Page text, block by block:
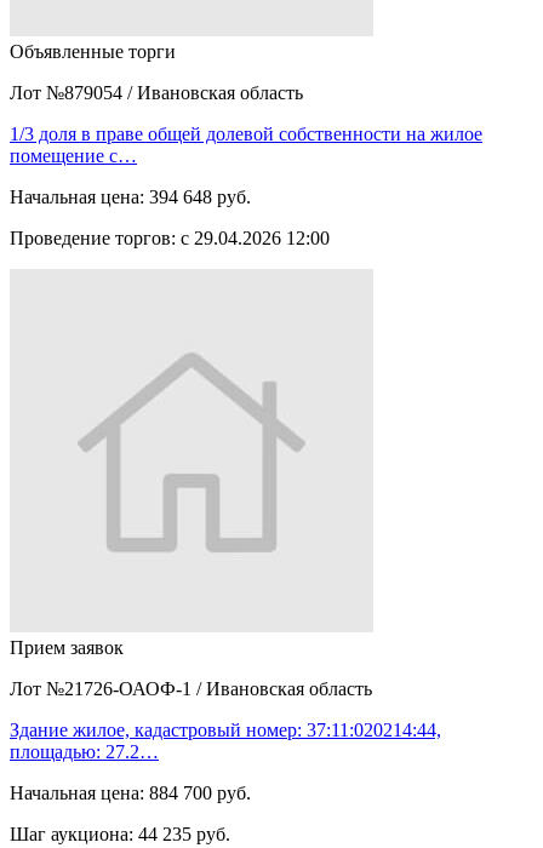
Объявленные торги
Лот №879054 / Ивановская область
1/3 доля в праве общей долевой собственности на жилое
помещение с…
Начальная цена: 394 648 руб.
Проведение торгов: с 29.04.2026 12:00
Прием заявок
Лот №21726-ОАОФ-1 / Ивановская область
Здание жилое, кадастровый номер: 37:11:020214:44,
площадью: 27.2…
Начальная цена: 884 700 руб.
Шаг аукциона: 44 235 руб.